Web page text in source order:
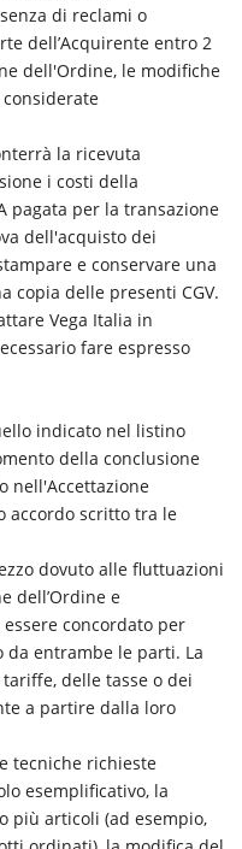
di reclami o
dell’Acquirente entro 2
dell'Ordine, le modifiche
la ricevuta
i costi della
pagata per la transazione
dell'acquisto dei
e conservare una
copia delle presenti CGV.
Vega Italia in
fare espresso
indicato nel listino
della conclusione
nell'Accettazione
accordo scritto tra le
dovuto alle fluttuazioni
dell’Ordine e
essere concordato per
da entrambe le parti. La
delle tasse o dei
a partire dalla loro
tecniche richieste
esemplificativo, la
più articoli (ad esempio,